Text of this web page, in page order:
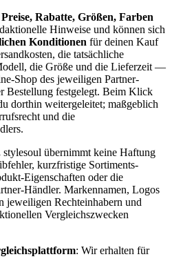
Preise, Rabatte, Größen, Farben
Hinweise und können sich
Konditionen für deinen Kauf
die tatsächliche
die Größe und die Lieferzeit —
Shop des jeweiligen Partner-
Bestellung festgelegt. Beim Klick
dorthin weitergeleitet; maßgeblich
und die
stylesoul übernimmt keine Haftung
kurzfristige Sortiments-
Eigenschaften oder die
Händler. Markennamen, Logos
jeweiligen Rechteinhabern und
Vergleichszwecken
: Wir erhalten für